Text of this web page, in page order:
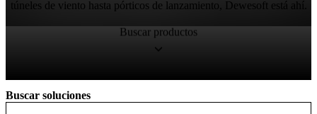
túneles de viento hasta pórticos de lanzamiento, Dewesoft está ahí.
Buscar productos
Buscar soluciones